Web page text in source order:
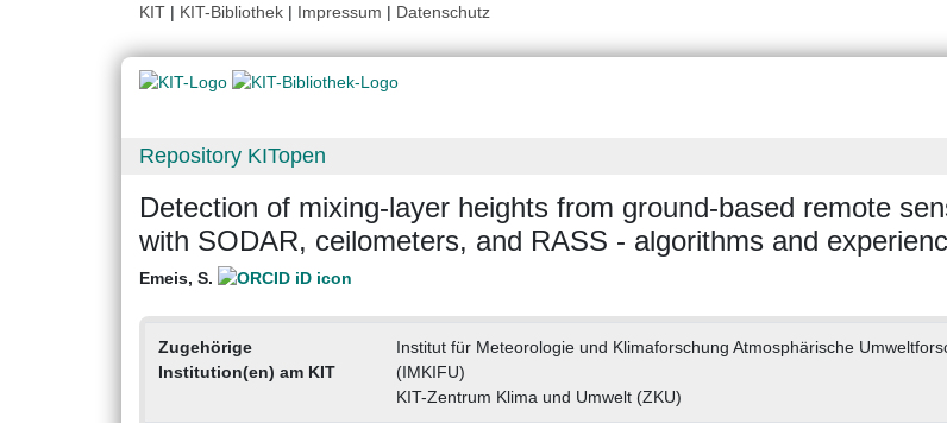
KIT | KIT-Bibliothek | Impressum | Datenschutz
Repository KITopen
Detection of mixing-layer heights from ground-based remote
with SODAR, ceilometers, and RASS - algorithms and
Emeis, S.
Zugehörige
Institution(en) am KIT
Institut für Meteorologie und Klimaforschung Atmosphärische
(IMKIFU)
KIT-Zentrum Klima und Umwelt (ZKU)